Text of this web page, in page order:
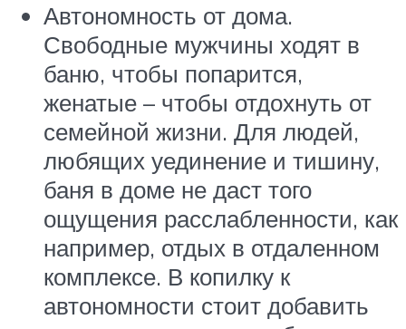
Автономность от дома.
Свободные мужчины ходят в
баню, чтобы попарится,
женатые – чтобы отдохнуть от
семейной жизни. Для людей,
любящих уединение и тишину,
баня в доме не даст того
ощущения расслабленности, как
например, отдых в отдаленном
комплексе. В копилку к
автономности стоит добавить